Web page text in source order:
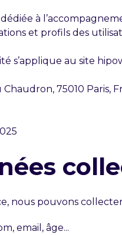
à
et profils des
s’applique au site
75010 Paris,
nous pouvons
email, âge...